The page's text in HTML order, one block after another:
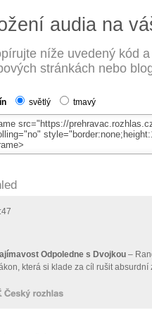
audia na
níže uvedený kód
stránkách nebo
světlý tmavý